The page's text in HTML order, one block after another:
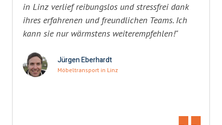
in Linz verlief reibungslos und stressfrei dank
ihres erfahrenen und freundlichen Teams. Ich
kann sie nur wärmstens weiterempfehlen!"
Jürgen Eberhardt
Möbeltransport in Linz